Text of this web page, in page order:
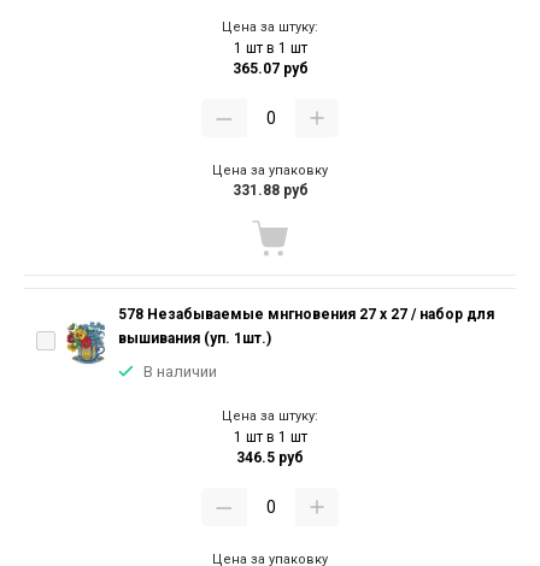
Цена за штуку:
1 шт в 1 шт
365.07 руб
Цена за упаковку
331.88 руб
578 Незабываемые мнгновения 27 х 27 / набор для
вышивания (уп. 1шт.)
В наличии
Цена за штуку:
1 шт в 1 шт
346.5 руб
Цена за упаковку